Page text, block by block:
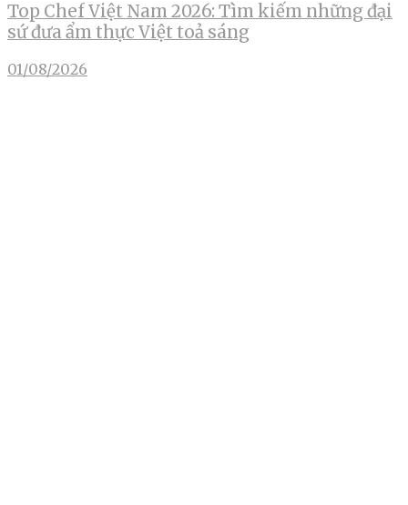
Top Chef Việt Nam 2026: Tìm kiếm những đại
sứ đưa ẩm thực Việt toả sáng
01/08/2026